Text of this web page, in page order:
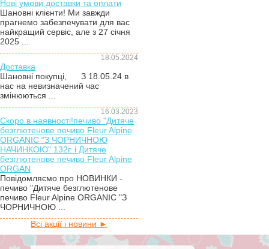
Нові умови доставки та оплати
Шановні клієнти! Ми завжди
прагнемо забезпечувати для вас
найкращий сервіс, але з 27 січня
2025 ...
18.05.2024
Доставка
Шановні покупці, З 18.05.24 в
нас на невизначений час
змінюються ...
16.03.2023
Скоро в наявності!печиво "Дитяче
безглютенове печиво Fleur Alpine
ORGANIC "З ЧОРНИЧНОЮ
НАЧИНКОЮ" 132г. і Дитяче
безглютенове печиво Fleur Alpine
ORGAN
Повідомляємо про НОВИНКИ -
печиво "Дитяче безглютенове
печиво Fleur Alpine ORGANIC "З
ЧОРНИЧНОЮ ...
Всі акції і новини ►